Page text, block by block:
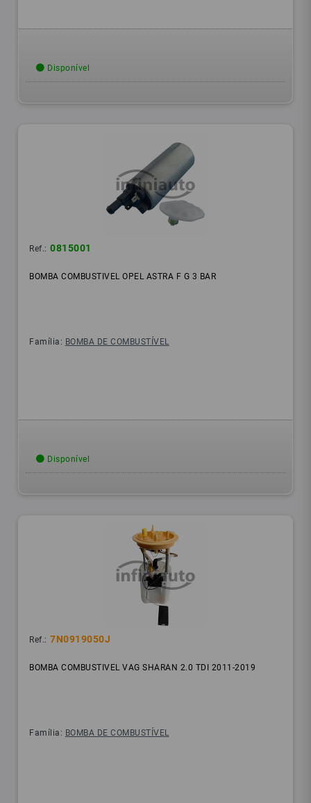
Disponível
Ref.: 0815001
BOMBA COMBUSTIVEL OPEL ASTRA F G 3 BAR
Família: BOMBA DE COMBUSTÍVEL
Disponível
Ref.: 7N0919050J
BOMBA COMBUSTIVEL VAG SHARAN 2.0 TDI 2011-2019
Família: BOMBA DE COMBUSTÍVEL